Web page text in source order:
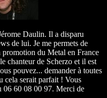
Daulin. Il a disparu
de lui. Je me permets de
promotion du Metal en France
de Scherzo et il est
pouvez... demander à toutes
cela serait parfait ! Vous
06 60 08 00 97. Merci de